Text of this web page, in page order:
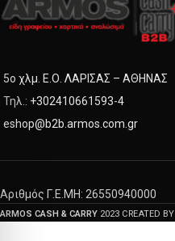
5ο χλμ. Ε.Ο. ΛΑΡΙΣΑΣ – ΑΘΗΝΑΣ
Τηλ.: +302410661593-4
eshop@b2b.armos.com.gr
Αριθμός Γ.Ε.ΜΗ: 26550940000
ARMOS CASH & CARRY 2023 CREATED BY